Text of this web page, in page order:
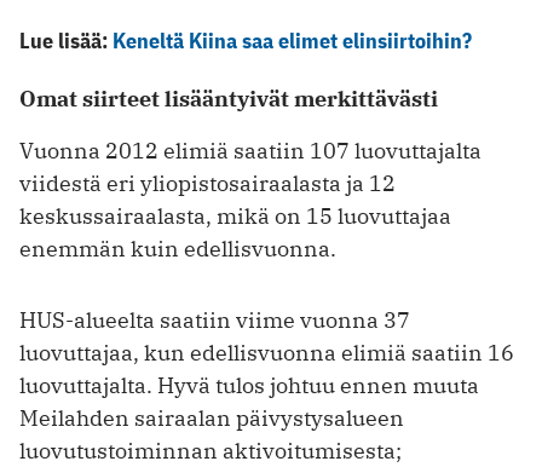
Lue lisää: Keneltä Kiina saa elimet elinsiirtoihin?
Omat siirteet lisääntyivät merkittävästi
Vuonna 2012 elimiä saatiin 107 luovuttajalta
viidestä eri yliopistosairaalasta ja 12
keskussairaalasta, mikä on 15 luovuttajaa
enemmän kuin edellisvuonna.
HUS-alueelta saatiin viime vuonna 37
luovuttajaa, kun edellisvuonna elimiä saatiin 16
luovuttajalta. Hyvä tulos johtuu ennen muuta
Meilahden sairaalan päivystysalueen
luovutustoiminnan aktivoitumisesta;